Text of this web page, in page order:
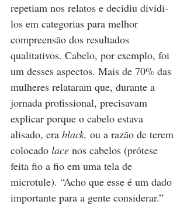
repetiam nos relatos e decidiu dividi-
los em categorias para melhor
compreensão dos resultados
qualitativos. Cabelo, por exemplo, foi
um desses aspectos. Mais de 70% das
mulheres relataram que, durante a
jornada profissional, precisavam
explicar porque o cabelo estava
alisado, era black, ou a razão de terem
colocado lace nos cabelos (prótese
feita fio a fio em uma tela de
microtule). “Acho que esse é um dado
importante para a gente considerar.”